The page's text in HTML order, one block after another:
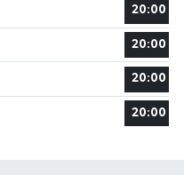
20:00
20:00
20:00
20:00